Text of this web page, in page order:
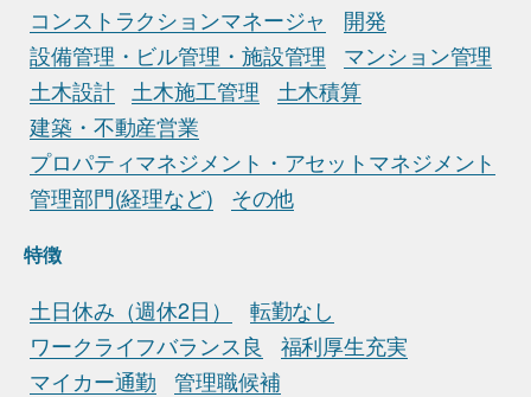
コンストラクションマネージャ
開発
設備管理・ビル管理・施設管理
マンション管理
土木設計
土木施工管理
土木積算
建築・不動産営業
プロパティマネジメント・アセットマネジメント
管理部門(経理など)
その他
特徴
土日休み（週休2日）
転勤なし
ワークライフバランス良
福利厚生充実
マイカー通勤
管理職候補